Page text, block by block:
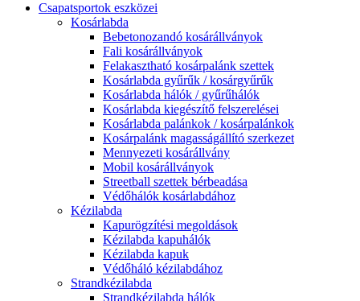
Csapatsportok eszközei
Kosárlabda
Bebetonozandó kosárállványok
Fali kosárállványok
Felakasztható kosárpalánk szettek
Kosárlabda gyűrűk / kosárgyűrűk
Kosárlabda hálók / gyűrűhálók
Kosárlabda kiegészítő felszerelései
Kosárlabda palánkok / kosárpalánkok
Kosárpalánk magasságállító szerkezet
Mennyezeti kosárállvány
Mobil kosárállványok
Streetball szettek bérbeadása
Védőhálók kosárlabdához
Kézilabda
Kapurögzítési megoldások
Kézilabda kapuhálók
Kézilabda kapuk
Védőháló kézilabdához
Strandkézilabda
Strandkézilabda hálók